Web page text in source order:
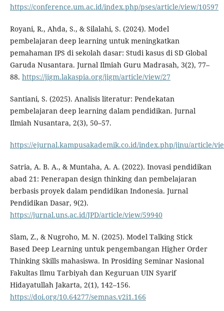
https://conference.um.ac.id/index.php/pses/article/view/10597
Royani, R., Ahda, S., & Silalahi, S. (2024). Model
pembelajaran deep learning untuk meningkatkan
pemahaman IPS di sekolah dasar: Studi kasus di SD Global
Garuda Nusantara. Jurnal Ilmiah Guru Madrasah, 3(2), 77–
88. https://jigm.lakaspia.org/jigm/article/view/27
Santiani, S. (2025). Analisis literatur: Pendekatan
pembelajaran deep learning dalam pendidikan. Jurnal
Ilmiah Nusantara, 2(3), 50–57.
https://ejurnal.kampusakademik.co.id/index.php/jinu/article/
Satria, A. B. A., & Muntaha, A. A. (2022). Inovasi pendidikan
abad 21: Penerapan design thinking dan pembelajaran
berbasis proyek dalam pendidikan Indonesia. Jurnal
Pendidikan Dasar, 9(2).
https://jurnal.uns.ac.id/JPD/article/view/59940
Slam, Z., & Nugroho, M. N. (2025). Model Talking Stick
Based Deep Learning untuk pengembangan Higher Order
Thinking Skills mahasiswa. In Prosiding Seminar Nasional
Fakultas Ilmu Tarbiyah dan Keguruan UIN Syarif
Hidayatullah Jakarta, 2(1), 142–156.
https://doi.org/10.64277/semnas.v2i1.166